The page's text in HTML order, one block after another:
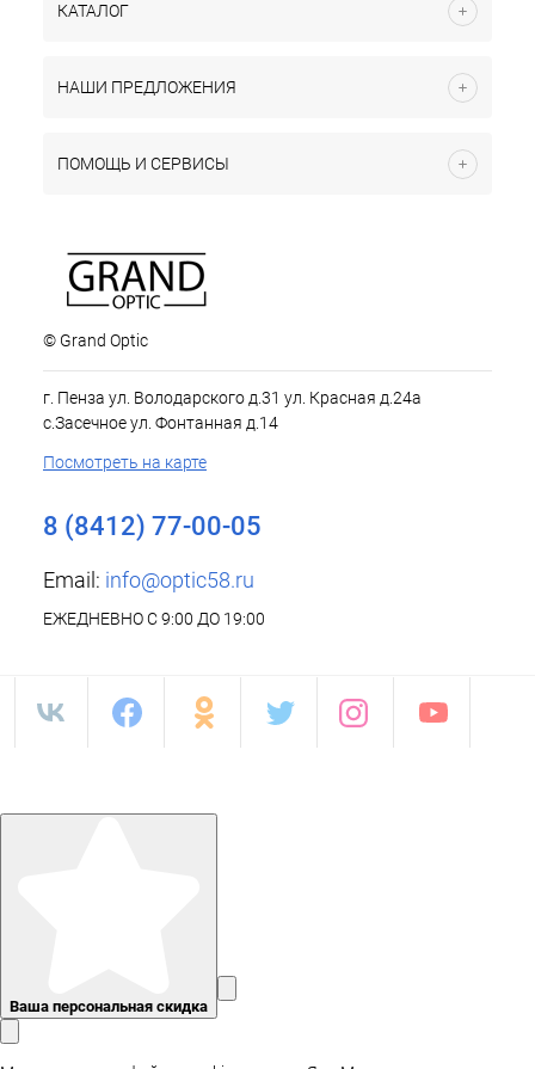
КАТАЛОГ
НАШИ ПРЕДЛОЖЕНИЯ
ПОМОЩЬ И СЕРВИСЫ
© Grand Optic
г. Пенза ул. Володарского д.31 ул. Красная д.24а
с.Засечное ул. Фонтанная д.14
Посмотреть на карте
8 (8412) 77-00-05
Email: info@optic58.ru
ЕЖЕДНЕВНО С 9:00 ДО 19:00
Ваша персональная скидка